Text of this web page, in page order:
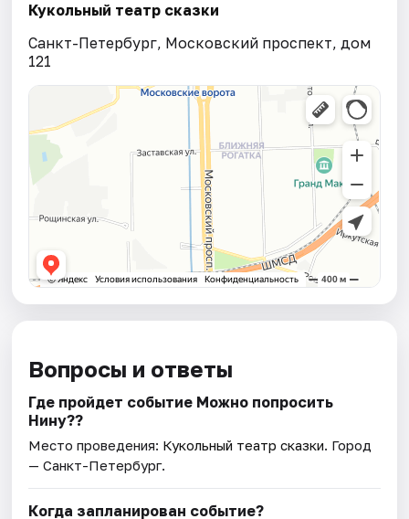
Кукольный театр сказки
Санкт-Петербург, Московский проспект, дом
121
Вопросы и ответы
Где пройдет событие Можно попросить
Нину??
Место проведения: Кукольный театр сказки. Город
— Санкт-Петербург.
Когда запланирован событие?